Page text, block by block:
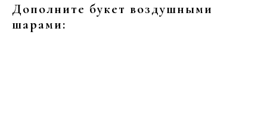
Дополните букет воздушными
шарами: